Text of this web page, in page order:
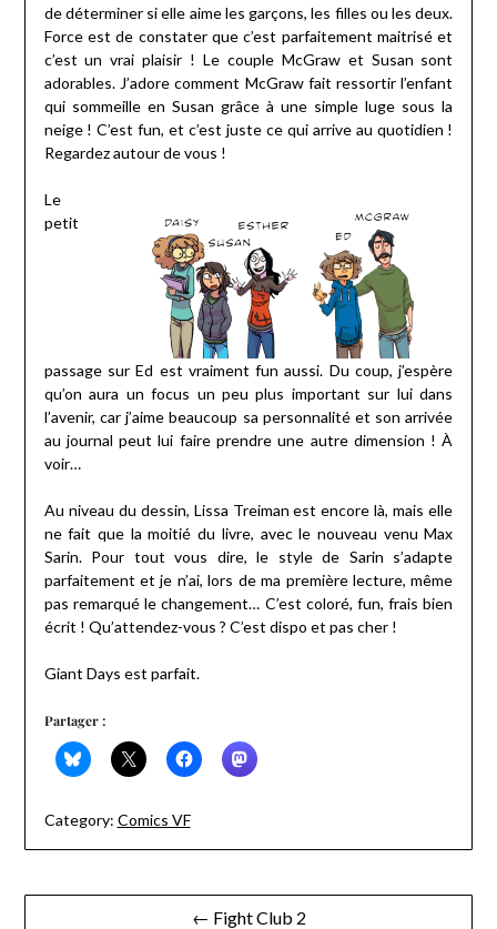
de déterminer si elle aime les garçons, les filles ou les deux.
Force est de constater que c’est parfaitement maitrisé et
c’est un vrai plaisir ! Le couple McGraw et Susan sont
adorables. J’adore comment McGraw fait ressortir l’enfant
qui sommeille en Susan grâce à une simple luge sous la
neige ! C’est fun, et c’est juste ce qui arrive au quotidien !
Regardez autour de vous !
Le
petit
passage sur Ed est vraiment fun aussi. Du coup, j’espère
qu’on aura un focus un peu plus important sur lui dans
l’avenir, car j’aime beaucoup sa personnalité et son arrivée
au journal peut lui faire prendre une autre dimension ! À
voir…
Au niveau du dessin, Lissa Treiman est encore là, mais elle
ne fait que la moitié du livre, avec le nouveau venu Max
Sarin. Pour tout vous dire, le style de Sarin s’adapte
parfaitement et je n’ai, lors de ma première lecture, même
pas remarqué le changement… C’est coloré, fun, frais bien
écrit ! Qu’attendez-vous ? C’est dispo et pas cher !
Giant Days est parfait.
Partager :
Category: Comics VF
Navigation
← Fight Club 2